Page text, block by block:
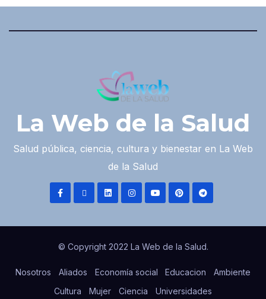
La Web de la Salud
Salud pública, ciencia, cultura y bienestar en La Web
de la Salud
© Copyright 2022 La Web de la Salud.
Nosotros Aliados Economía social Educacion
Ambiente
Cultura
Mujer Ciencia Universidades